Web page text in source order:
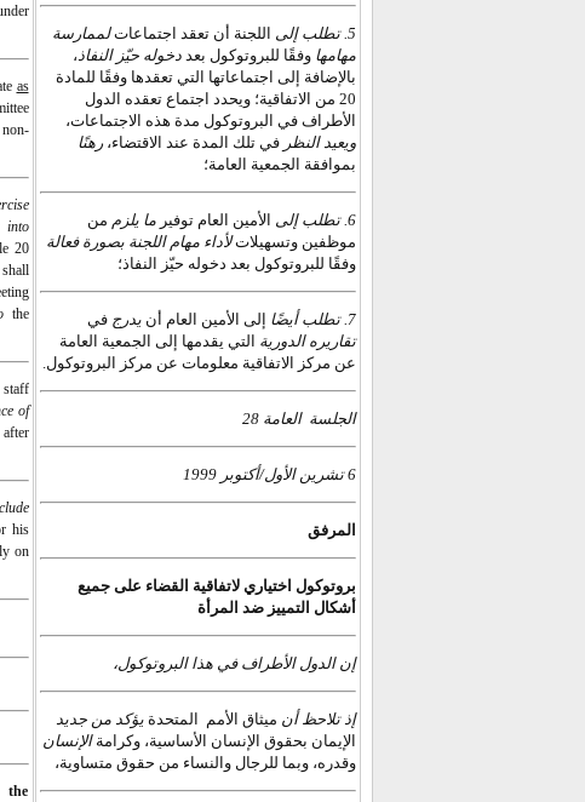
as
into
20
the
staff
of
his
on
the
5. تطلب إلى اللجنة أن تعقد اجتماعاتلممارسة
مهامها وفقًا للبروتوكول بعددخوله حيّز النفاذ ،
بالإضافة إلى اجتماعاتها التي تعقدها وفقًا للمادة
20 من الاتفاقية؛ ويحدد اجتماع تعقده الدول
الأطراف في البروتوكول مدة هذه الاجتماعات،
ويعيد النظر في تلك المدة عند الاقتضاء،رهنًا
بموافقة الجمعية العامة؛
6. تطلب إلى الأمين العام توفيرما يلزم من
موظفين وتسهيلاتلأداء مهام اللجنة بصورة فعالة
وفقًا للبروتوكول بعد دخوله حيّز النفاذ؛
7. تطلب أيضًا إلى الأمين العام أنيدرج في
تقاريره الدورية التي يقدمها إلى الجمعية العامة
عن مركز الاتفاقية معلومات عن مركز البروتوكول.
الجلسة العامة 28
6 تشرين الأول/أكتوبر 1999
المرفق
بروتوكول اختياري لاتفاقية القضاء على جميع
أشكال التمييز ضد المرأة
إن الدول الأطراف في هذا البروتوكول،
إذ تلاحظ أن ميثاق الأمم المتحدةيؤكد من جديد
الإيمان بحقوق الإنسان الأساسية، وكرامةالإنسان
وقدره، وبما للرجال والنساء من حقوق متساوية،